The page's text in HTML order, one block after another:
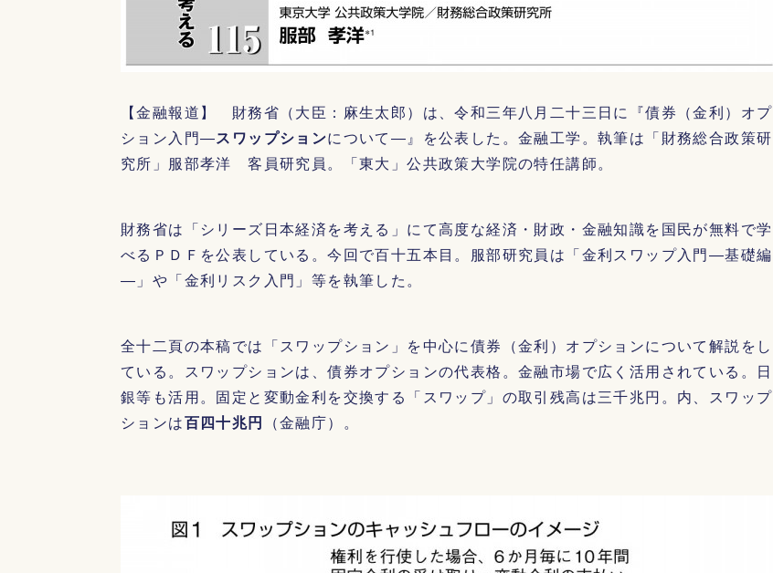
【金融報道】 財務省（大臣：麻生太郎）は、令和三年八月二十三日に『債券（金利）オプ
ション入門―スワップションについて―』を公表した。金融工学。執筆は「財務総合政策研
究所」服部孝洋 客員研究員。「東大」公共政策大学院の特任講師。
財務省は「シリーズ日本経済を考える」にて高度な経済・財政・金融知識を国民が無料で学
べるＰＤＦを公表している。今回で百十五本目。服部研究員は「金利スワップ入門―基礎編
―」や「金利リスク入門」等を執筆した。
全十二頁の本稿では「スワップション」を中心に債券（金利）オプションについて解説をし
ている。スワップションは、債券オプションの代表格。金融市場で広く活用されている。日
銀等も活用。固定と変動金利を交換する「スワップ」の取引残高は三千兆円。内、スワップ
ションは百四十兆円 （金融庁）。